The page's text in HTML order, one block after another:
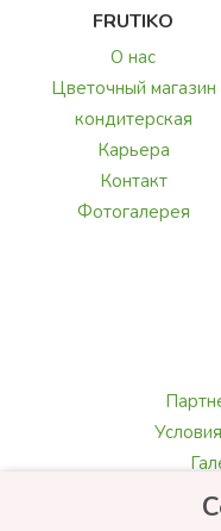
FRUTIKO
О нас
Цветочный магазин
кондитерская
Карьера
Контакт
Фотогалерея